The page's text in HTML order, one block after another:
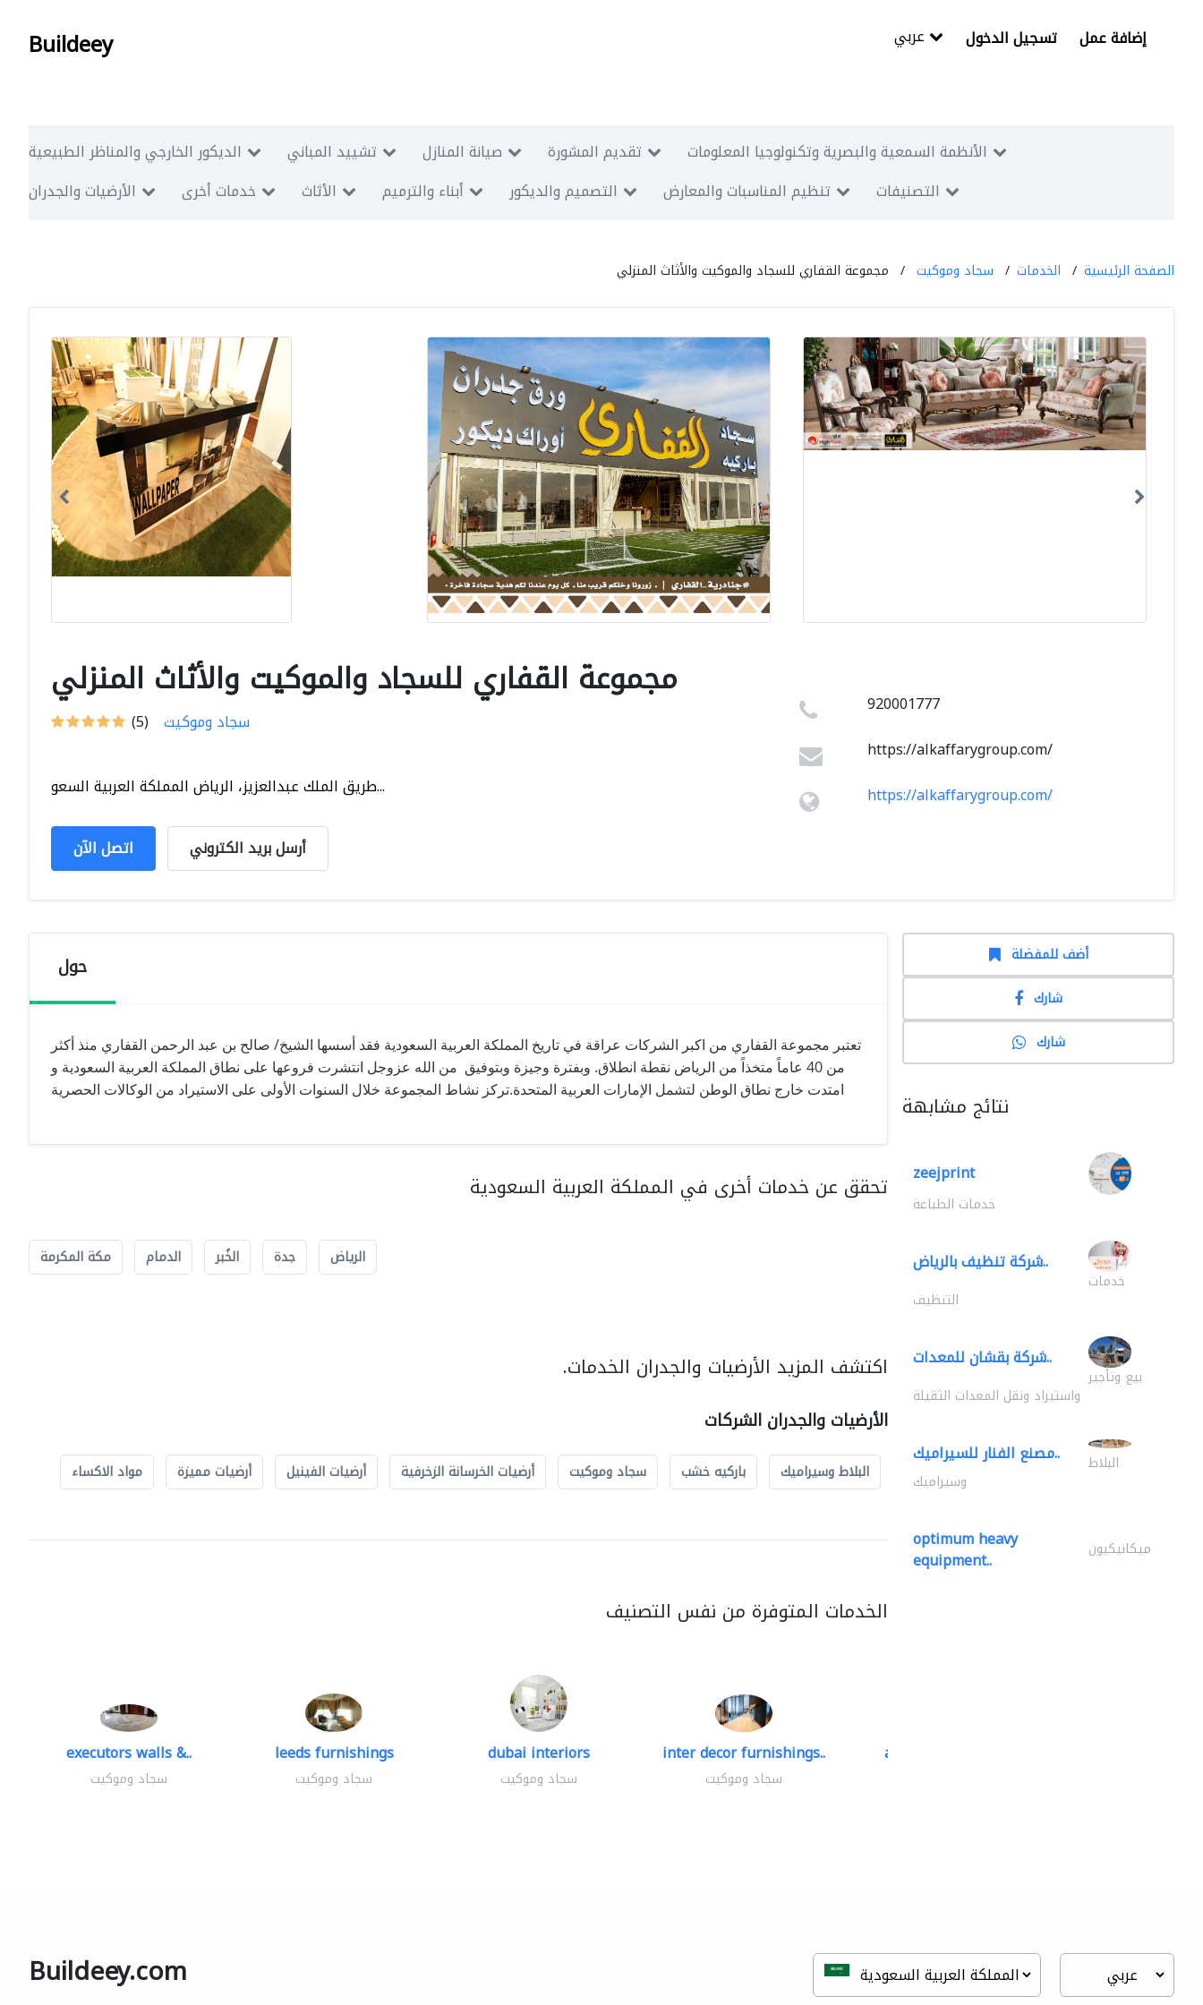
Buildeey تسجيل الدخول إضافة عمل
الديكور الخارجي والمناظر الطبيعية تشييد المباني صيانة المنازل تقديم المشورة
الأنظمة السمعية والبصرية وتكنولوجيا المعلومات
الأرضيات والجدران
خدمات أخرى الأثاث أبناء والترميم التصميم والديكور تنظيم المناسبات والمعارض التصنيفات
الصفحة الرئيسية الخدمات سجاد وموكيت مجموعة القفاري للسجاد والموكيت والأثاث المنزلي
مجموعة القفاري للسجاد والموكيت والأثاث المنزلي
(5) سجاد وموكيت
طريق الملك عبدالعزيز، الرياض المملكة العربية السعو...
اتصل الآن أرسل بريد الكتروني
920001777
https://alkaffarygroup.com/
https://alkaffarygroup.com/
حول
تعتبر مجموعة القفاري من اكبر الشركات عراقة في تاريخ المملكة العربية السعودية فقد أسسها الشيخ/ صالح بن عبد الرحمن القفاري منذ أكثر
من 40 عاماً متخذاً من الرياض نقطة انطلاق. وبفترة وجيزة وبتوفيق من الله عزوجل انتشرت فروعها على نطاق المملكة العربية السعودية و
امتدت خارج نطاق الوطن لتشمل الإمارات العربية المتحدة.تركز نشاط المجموعة خلال السنوات الأولى على الاستيراد من الوكالات الحصرية
تحقق عن خدمات أخرى في المملكة العربية السعودية
الرياض جدة الخُبر الدمام مكة المكرمة
اكتشف المزيد الأرضيات والجدران الخدمات.
الأرضيات والجدران الشركات
البلاط وسيراميك باركيه خشب سجاد وموكيت أرضيات الخرسانة الزخرفية أرضيات الفينيل أرضيات مميزة مواد الاكساء
الخدمات المتوفرة من نفس التصنيف
executors walls &..
سجاد وموكيت
leeds furnishings
سجاد وموكيت
dubai interiors
سجاد وموكيت
inter decor furnishings..
سجاد وموكيت
ali dakhili general..
أضف للمفضلة
شارك
شارك
نتائج مشابهة
zeejprint
خدمات الطباعة
شركة تنظيف بالرياض..
خدمات
التنظيف
شركة بقشان للمعدات..
بيع وتأجير
واستيراد ونقل المعدات الثقيلة
مصنع الفنار للسيراميك.. البلاط
وسيراميك
optimum heavy
equipment.. ميكانيكيون
Buildeey.com